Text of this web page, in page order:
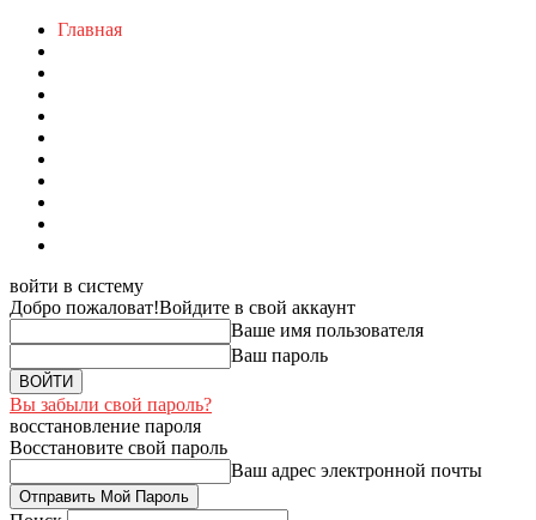
Главная
войти в систему
Добро пожаловат!Войдите в свой аккаунт
Ваше имя пользователя
Ваш пароль
Вы забыли свой пароль?
восстановление пароля
Восстановите свой пароль
Ваш адрес электронной почты